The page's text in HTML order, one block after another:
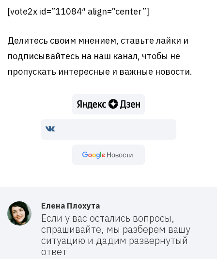
[vote2x id=”11084″ align=”center”]
Делитесь своим мнением, ставьте лайки и
подписывайтесь на наш канал, чтобы не
пропускать интересные и важные новости.
Елена Плохута
Если у вас остались вопросы,
спрашивайте, мы разберем вашу
ситуацию и дадим развернутый
ответ